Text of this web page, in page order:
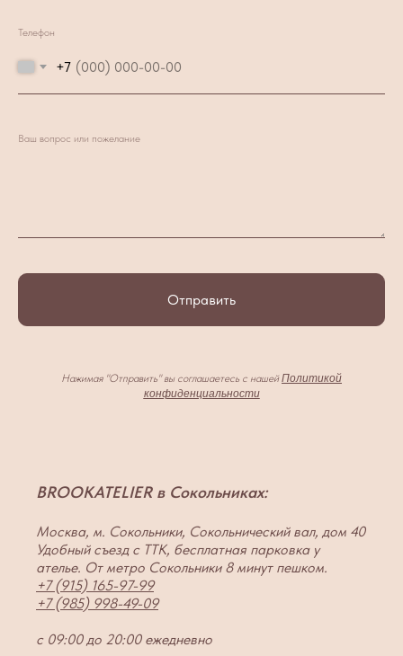
Телефон
+7
Ваш вопрос или пожелание
Отправить
Нажимая "Отправить" вы соглашаетесь с нашейПолитикой
конфиденциальности
BROOKATELIER в Сокольниках:
Москва, м. Сокольники, Сокольнический вал, дом 40
Удобный съезд с ТТК, бесплатная парковка у
ателье. От метро Сокольники 8 минут пешком.
+7 (915) 165-97-99
+7 (985) 998-49-09
с 09:00 до 20:00 ежедневно